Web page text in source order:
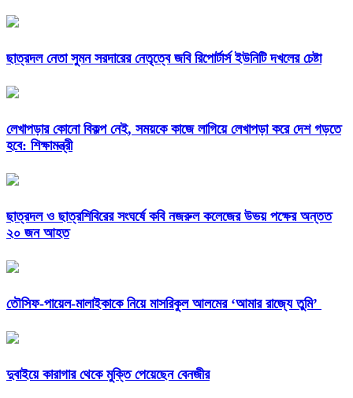
ছাত্রদল নেতা সুমন সরদারের নেতৃত্বে জবি রিপোর্টার্স ইউনিটি দখলের চেষ্টা
লেখাপড়ার কোনো বিকল্প নেই, সময়কে কাজে লাগিয়ে লেখাপড়া করে দেশ গড়তে
হবে: শিক্ষামন্ত্রী
ছাত্রদল ও ছাত্রশিবিরের সংঘর্ষে কবি নজরুল কলেজের উভয় পক্ষের অন্তত
২০ জন আহত
তৌসিফ-পায়েল-মালাইকাকে নিয়ে মাসরিকুল আলমের ‘আমার রাজ্যে তুমি’
দুবাইয়ে কারাগার থেকে মুক্তি পেয়েছেন বেনজীর